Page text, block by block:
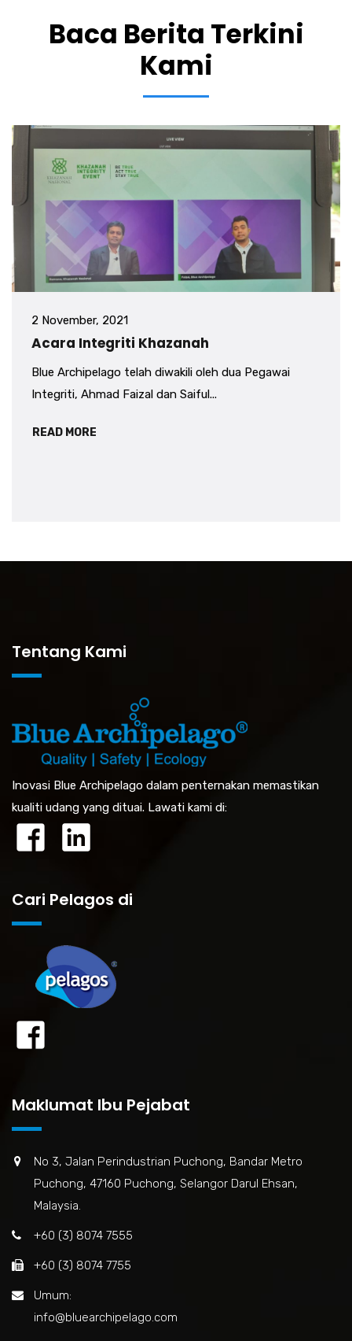
Baca Berita Terkini
Kami
2 November, 2021
Acara Integriti Khazanah
Blue Archipelago telah diwakili oleh dua Pegawai
Integriti, Ahmad Faizal dan Saiful...
READ MORE
Tentang Kami
Inovasi Blue Archipelago dalam penternakan memastikan
kualiti udang yang dituai. Lawati kami di:
Cari Pelagos di
Maklumat Ibu Pejabat
No 3, Jalan Perindustrian Puchong, Bandar Metro
Puchong, 47160 Puchong, Selangor Darul Ehsan,
Malaysia.
+60 (3) 8074 7555
+60 (3) 8074 7755
Umum:
info@bluearchipelago.com